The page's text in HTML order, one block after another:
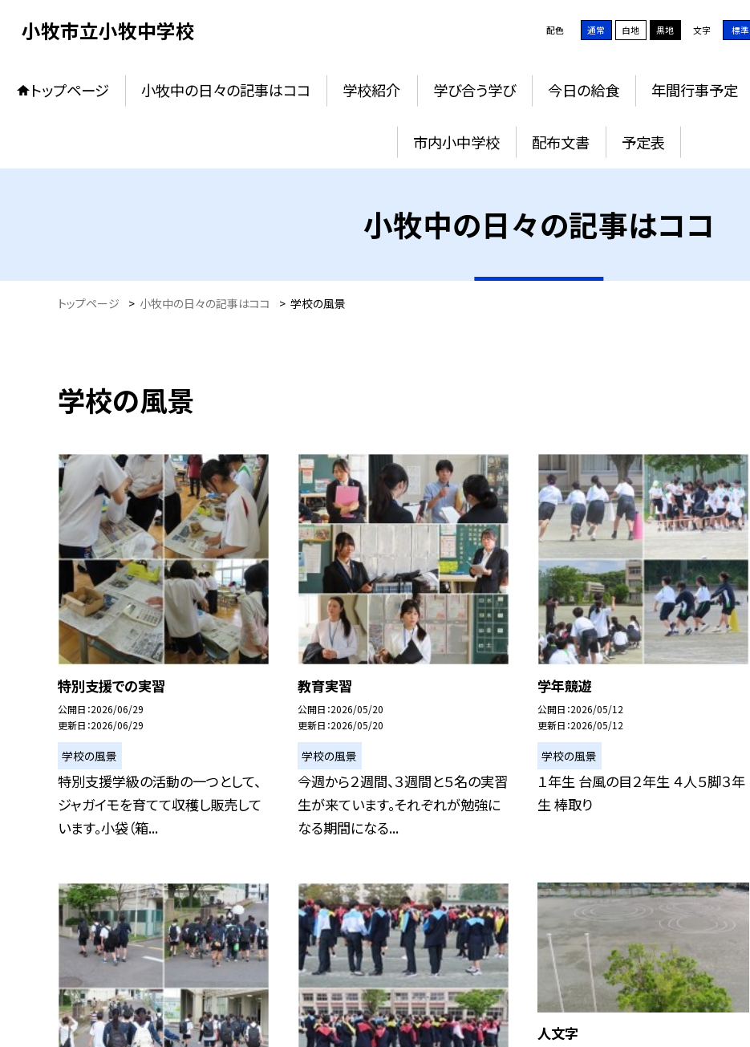
小牧市立小牧中学校 配色 通常 白地 黒地 文字 標準
トップページ 小牧中の日々の記事はココ 学校紹介 学び合う学び 今日の給食 年間行事予定
市内小中学校 配布文書 予定表
小牧中の日々の記事はココ
トップページ > 小牧中の日々の記事はココ > 学校の風景
学校の風景
特別支援での実習
公開日 2026/06/29
更新日 2026/06/29
学校の風景
特別支援学級の活動の一つとして、
ジャガイモを育てて収穫し販売して
います。小袋（箱...
教育実習
公開日 2026/05/20
更新日 2026/05/20
学校の風景
今週から２週間、３週間と５名の実習
生が来ています。それぞれが勉強に
なる期間になる...
学年競遊
公開日 2026/05/12
更新日 2026/05/12
学校の風景
１年生 台風の目２年生 ４人５脚３年
生 棒取り
人文字